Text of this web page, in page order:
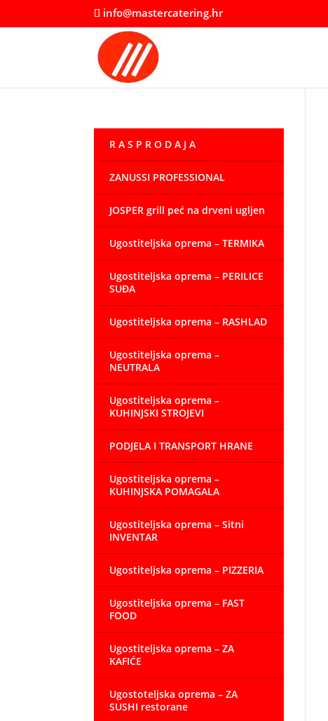
info@mastercatering.hr
R A S P R O D A J A
ZANUSSI PROFESSIONAL
JOSPER grill peć na drveni ugljen
Ugostiteljska oprema – TERMIKA
Ugostiteljska oprema – PERILICE
SUĐA
Ugostiteljska oprema – RASHLAD
Ugostiteljska oprema –
NEUTRALA
Ugostiteljska oprema –
KUHINJSKI STROJEVI
PODJELA I TRANSPORT HRANE
Ugostiteljska oprema –
KUHINJSKA POMAGALA
Ugostiteljska oprema – Sitni
INVENTAR
Ugostiteljska oprema – PIZZERIA
Ugostiteljska oprema – FAST
FOOD
Ugostiteljska oprema – ZA
KAFIĆE
Ugostoteljska oprema – ZA
SUSHI restorane